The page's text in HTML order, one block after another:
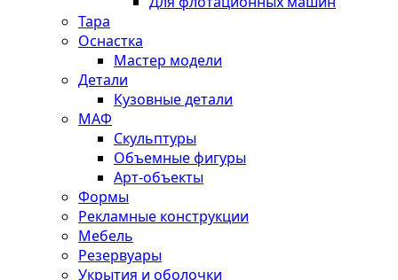
Тара
Оснастка
Мастер модели
Детали
Кузовные детали
МАФ
Скульптуры
Объемные фигуры
Арт-объекты
Формы
Рекламные конструкции
Мебель
Резервуары
Укрытия и оболочки